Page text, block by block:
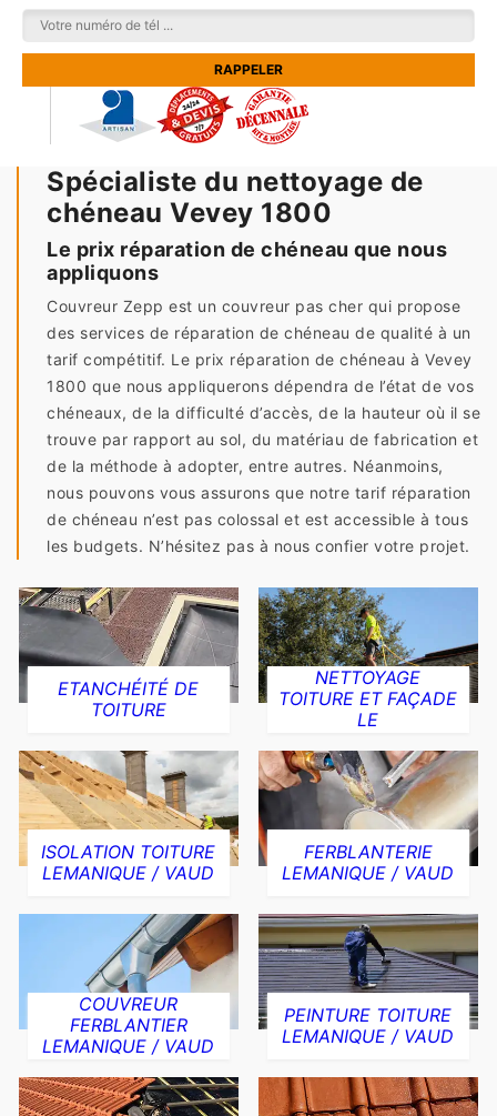
Spécialiste du nettoyage de
chéneau Vevey 1800
Le prix réparation de chéneau que nous
appliquons
Couvreur Zepp est un couvreur pas cher qui propose
des services de réparation de chéneau de qualité à un
tarif compétitif. Le prix réparation de chéneau à Vevey
1800 que nous appliquerons dépendra de l’état de vos
chéneaux, de la difficulté d’accès, de la hauteur où il se
trouve par rapport au sol, du matériau de fabrication et
de la méthode à adopter, entre autres. Néanmoins,
nous pouvons vous assurons que notre tarif réparation
de chéneau n’est pas colossal et est accessible à tous
les budgets. N’hésitez pas à nous confier votre projet.
ETANCHÉITÉ DE
TOITURE
NETTOYAGE
TOITURE ET FAÇADE
LE
ISOLATION TOITURE
LEMANIQUE / VAUD
FERBLANTERIE
LEMANIQUE / VAUD
COUVREUR
FERBLANTIER
LEMANIQUE / VAUD
PEINTURE TOITURE
LEMANIQUE / VAUD